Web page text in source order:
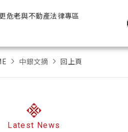
危老與不動產法律專區
中銀文摘 回上頁
Latest News